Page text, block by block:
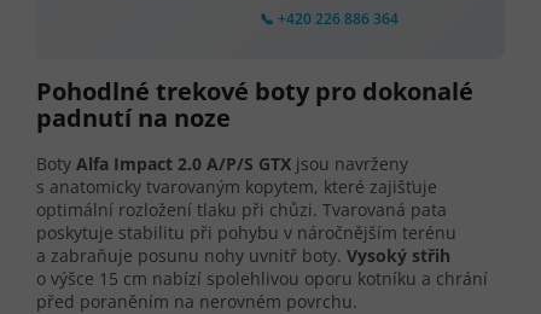
📞 +420 226 886 364
Pohodlné trekové boty pro dokonalé
padnutí na noze
Boty Alfa Impact 2.0 A/P/S GTX jsou navrženy
s anatomicky tvarovaným kopytem, které zajišťuje
optimální rozložení tlaku při chůzi. Tvarovaná pata
poskytuje stabilitu při pohybu v náročnějším terénu
a zabraňuje posunu nohy uvnitř boty. Vysoký střih
o výšce 15 cm nabízí spolehlivou oporu kotníku a chrání
před poraněním na nerovném povrchu.